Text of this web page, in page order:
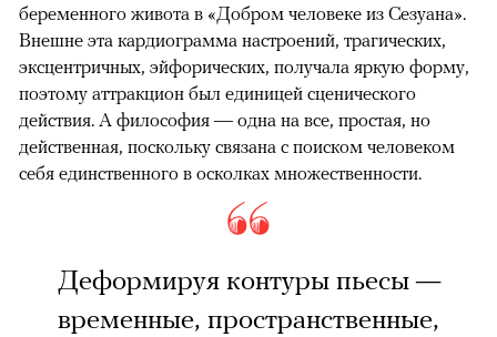
беременного живота в «Добром человеке из Сезуана».
Внешне эта кардиограмма настроений, трагических,
эксцентричных, эйфорических, получала яркую форму,
поэтому аттракцион был единицей сценического
действия. А философия — одна на все, простая, но
действенная, поскольку связана с поиском человеком
себя единственного в осколках множественности.
Деформируя контуры пьесы —
временные, пространственные,